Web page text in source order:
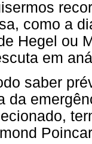
como a
Hegel ou
em
saber
da